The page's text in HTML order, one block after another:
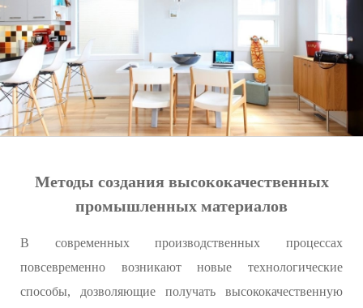
Методы создания высококачественных
промышленных материалов
В современных производственных процессах
повсевременно возникают новые технологические
способы, дозволяющие получать высококачественную